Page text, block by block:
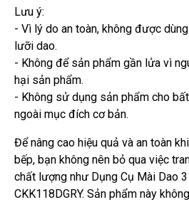
Lưu ý:
- Vì lý do an toàn, không được
lưỡi dao.
- Không để sản phẩm gần lửa vì
hại sản phẩm.
- Không sử dụng sản phẩm cho
ngoài mục đích cơ bản.
Để nâng cao hiệu quả và an toàn
bếp, bạn không nên bỏ qua việc
chất lượng như Dụng Cụ Mài Dao
CKK118DGRY. Sản phẩm này